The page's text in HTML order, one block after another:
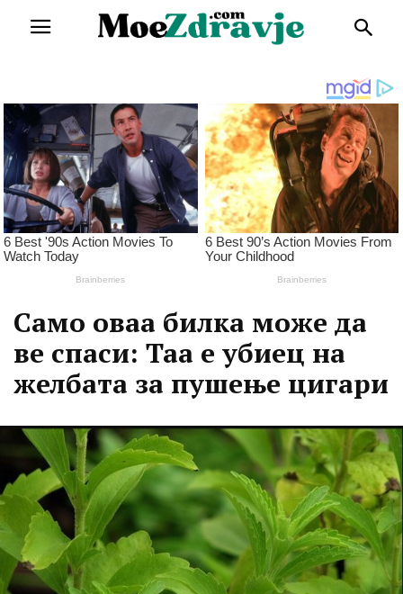
Само оваа билка може да
ве спаси: Таа е убиец на
желбата за пушење цигари